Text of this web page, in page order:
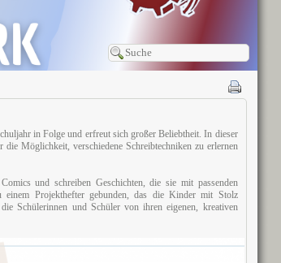
in Folge und erfreut sich großer Beliebtheit. In dieser
Möglichkeit, verschiedene Schreibtechniken zu erlernen
und schreiben Geschichten, die sie mit passenden
einem Projekthefter gebunden, das die Kinder mit Stolz
Schülerinnen und Schüler von ihren eigenen, kreativen